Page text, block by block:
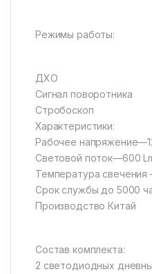
Режимы работы:
ДХО
Сигнал поворотника
Стробоскоп
Характеристики:
Рабочее
Световой поток—600
Температура
Срок службы до 5000
Производство Китай
Состав комплекта:
2 светодиодных